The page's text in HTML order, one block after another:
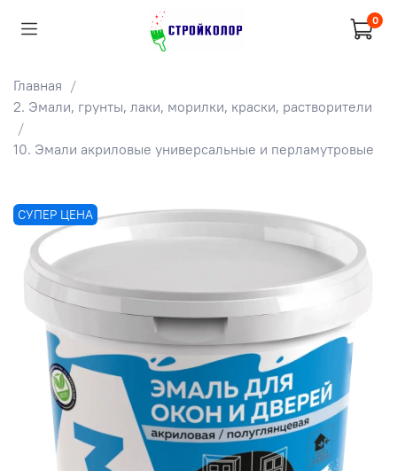
0
Главная
2. Эмали, грунты, лаки, морилки, краски, растворители
10. Эмали акриловые универсальные и перламутровые
СУПЕР ЦЕНА